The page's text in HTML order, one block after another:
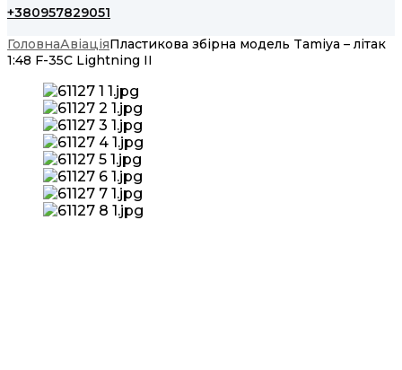
+380957829051
ГоловнаАвіаціяПластикова збірна модель Tamiya – літак
1:48 F-35C Lightning II